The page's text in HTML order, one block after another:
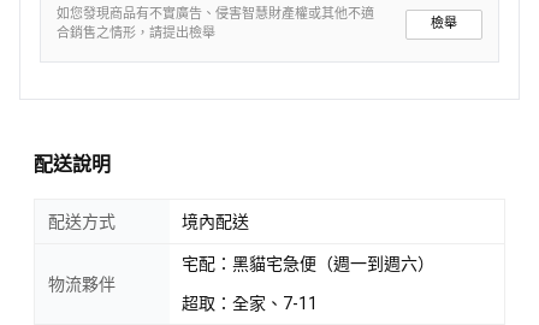
如您發現商品有不實廣告、侵害智慧財產權或其他不適
合銷售之情形，請提出檢舉
檢舉
配送說明
配送方式 境內配送
物流夥伴
宅配：黑貓宅急便（週一到週六）
超取：全家、7-11